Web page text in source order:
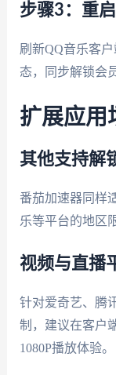
步骤3：重
刷新QQ音乐客
态，同步解锁会
扩展应用
其他支持解
番茄加速器同样
乐等平台的地区
视频与直播
针对爱奇艺、腾
制，建议在客户
1080P播放体验。